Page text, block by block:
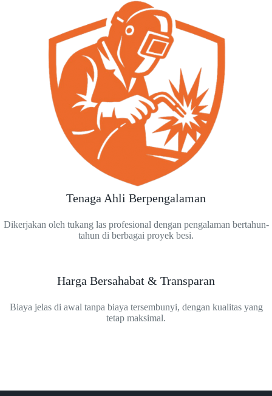
Tenaga Ahli Berpengalaman
Dikerjakan oleh tukang las profesional dengan pengalaman bertahun-
tahun di berbagai proyek besi.
Harga Bersahabat & Transparan
Biaya jelas di awal tanpa biaya tersembunyi, dengan kualitas yang
tetap maksimal.